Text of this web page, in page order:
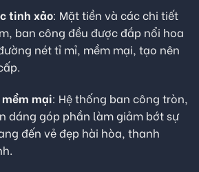
tinh xảo: Mặt tiền và các chi tiết
ban công đều được đắp nổi hoa
nét tỉ mỉ, mềm mại, tạo nên
mại: Hệ thống ban công tròn,
dáng góp phần làm giảm bớt sự
đến vẻ đẹp hài hòa, thanh